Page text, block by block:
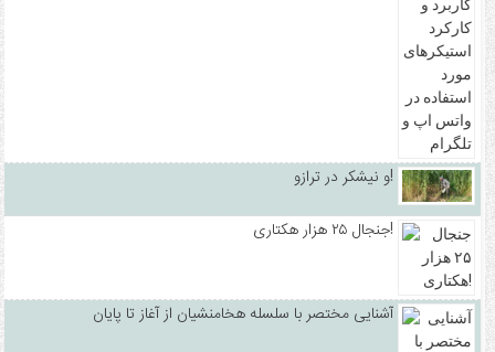
و نیشکر در ترازو!
جنجال ۲۵ هزار هکتاری!
آشنایی مختصر با سلسله هخامنشیان از آغاز تا پایان